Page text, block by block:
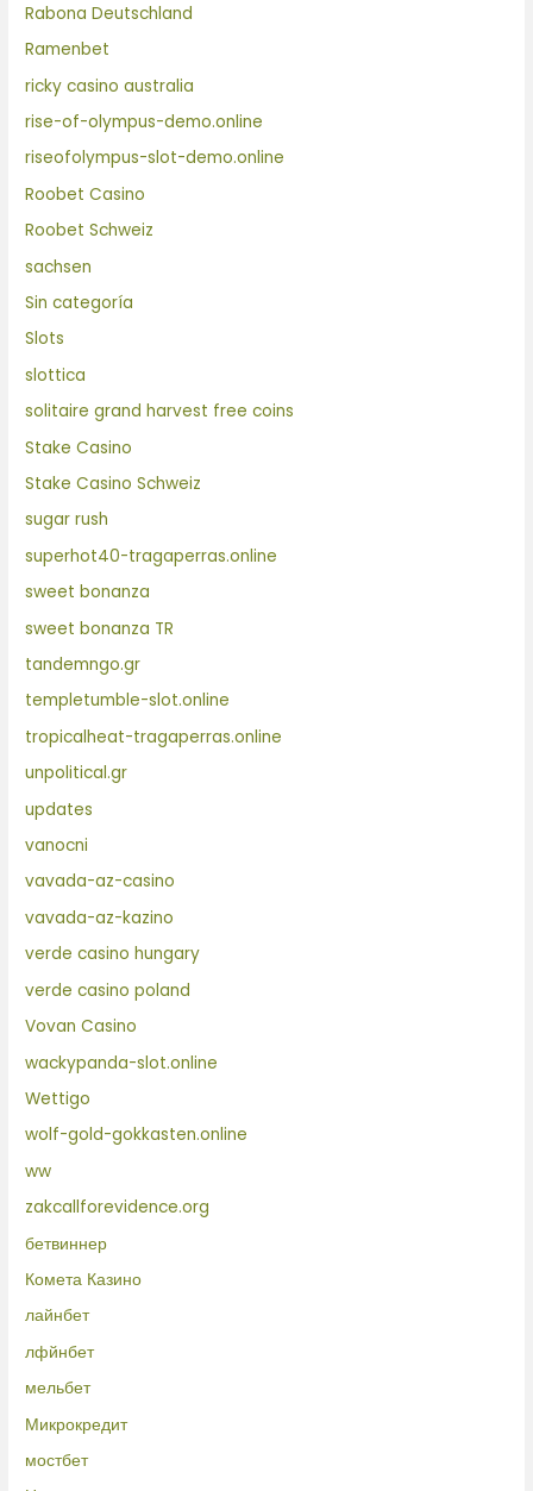
Rabona Deutschland
Ramenbet
ricky casino australia
rise-of-olympus-demo.online
riseofolympus-slot-demo.online
Roobet Casino
Roobet Schweiz
sachsen
Sin categoría
Slots
slottica
solitaire grand harvest free coins
Stake Casino
Stake Casino Schweiz
sugar rush
superhot40-tragaperras.online
sweet bonanza
sweet bonanza TR
tandemngo.gr
templetumble-slot.online
tropicalheat-tragaperras.online
unpolitical.gr
updates
vanocni
vavada-az-casino
vavada-az-kazino
verde casino hungary
verde casino poland
Vovan Casino
wackypanda-slot.online
Wettigo
wolf-gold-gokkasten.online
ww
zakcallforevidence.org
бетвиннер
Комета Казино
лайнбет
лфйнбет
мельбет
Микрокредит
мостбет